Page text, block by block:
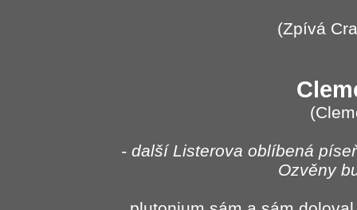
(Zpívá
- další Listerova oblíbená
Ozvěny